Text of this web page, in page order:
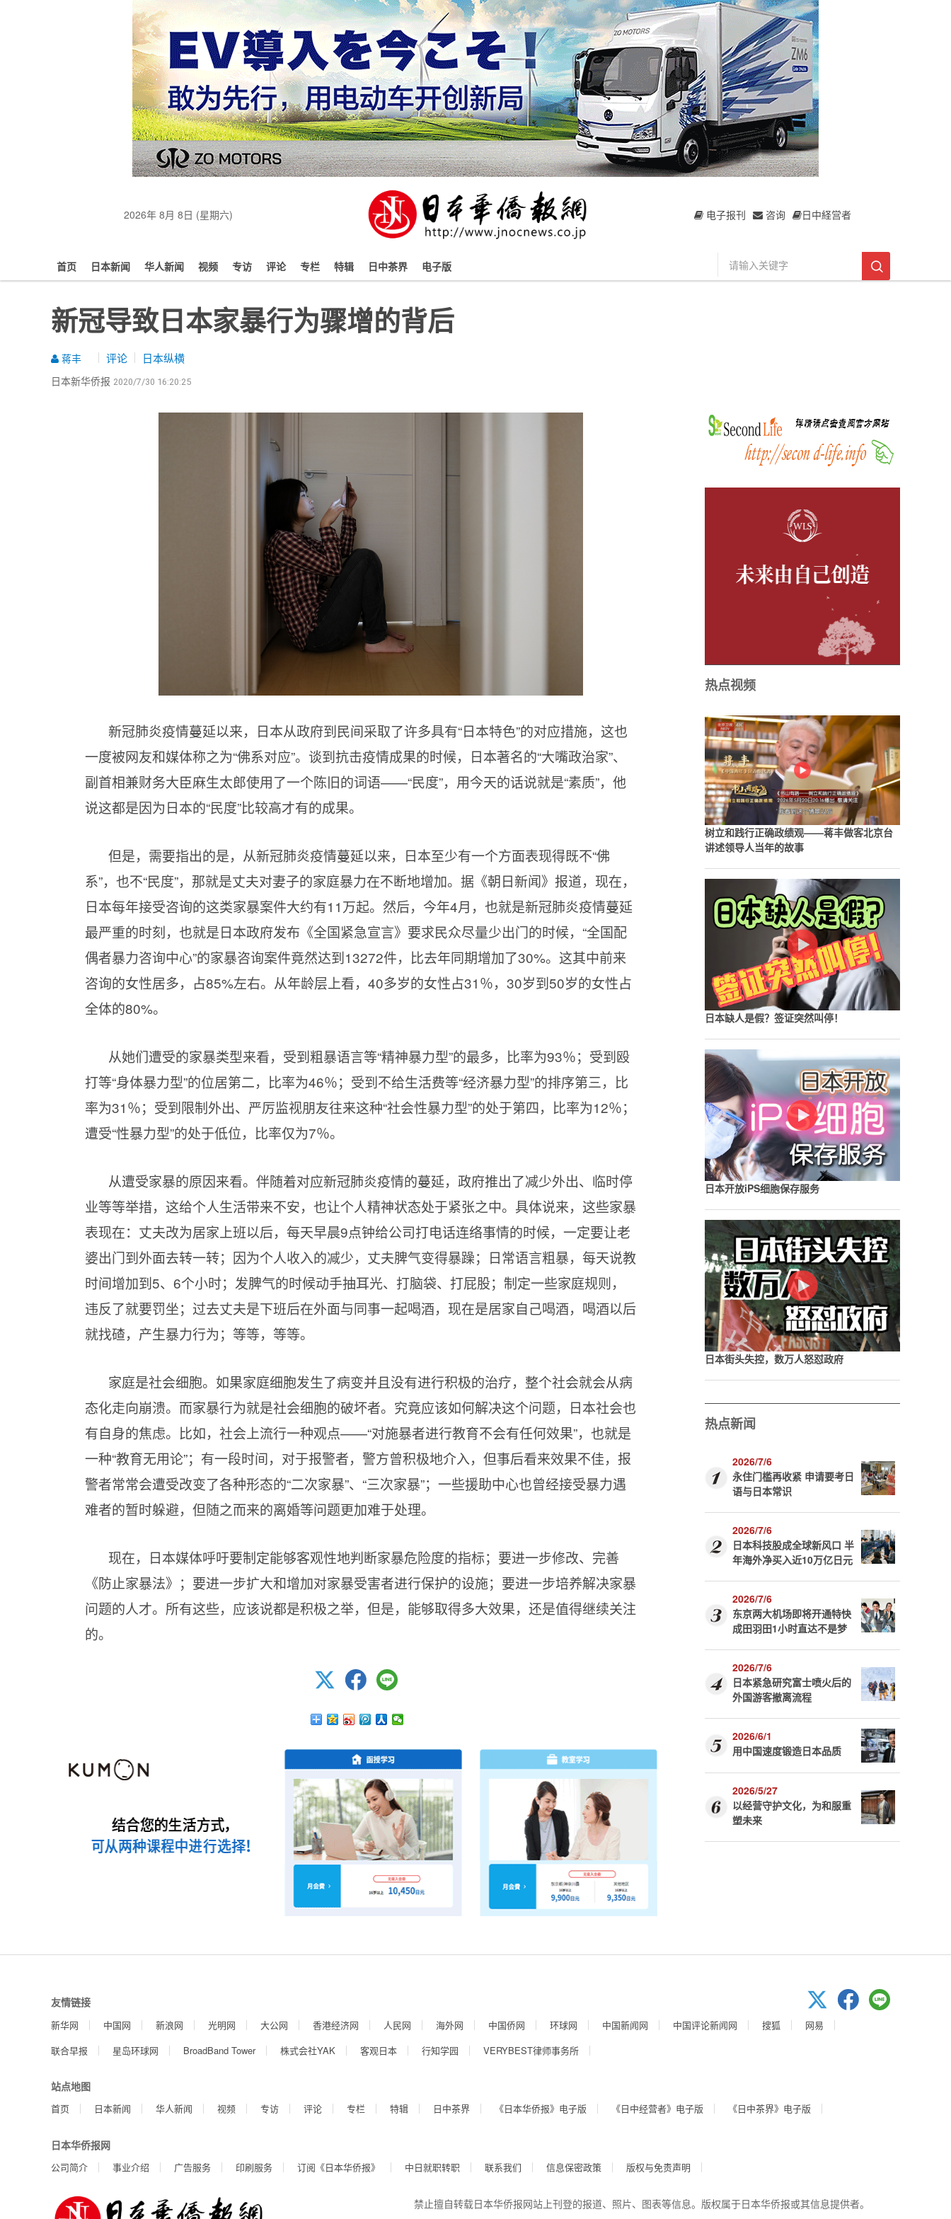
2026年 8月 8日 (星期六) 电子报刊 咨询 日中経営者
首页 日本新闻 华人新闻 视频 专访 评论 专栏 特辑 日中茶界 电子版
新冠导致日本家暴行为骤增的背后
蒋丰 评论 日本纵横
日本新华侨报 2020/7/30 16:20:25
新冠肺炎疫情蔓延以来，日本从政府到民间采取了许多具有“日本特色”的对应措施，这也
一度被网友和媒体称之为“佛系对应”。谈到抗击疫情成果的时候，日本著名的“大嘴政治家”、
副首相兼财务大臣麻生太郎使用了一个陈旧的词语——“民度”，用今天的话说就是“素质”，他
说这都是因为日本的“民度”比较高才有的成果。
但是，需要指出的是，从新冠肺炎疫情蔓延以来，日本至少有一个方面表现得既不“佛
系”，也不“民度”，那就是丈夫对妻子的家庭暴力在不断地增加。据《朝日新闻》报道，现在，
日本每年接受咨询的这类家暴案件大约有11万起。然后，今年4月，也就是新冠肺炎疫情蔓延
最严重的时刻，也就是日本政府发布《全国紧急宣言》要求民众尽量少出门的时候，“全国配
偶者暴力咨询中心”的家暴咨询案件竟然达到13272件，比去年同期增加了30%。这其中前来
咨询的女性居多，占85%左右。从年龄层上看，40多岁的女性占31％，30岁到50岁的女性占
全体的80%。
从她们遭受的家暴类型来看，受到粗暴语言等“精神暴力型”的最多，比率为93％；受到殴
打等“身体暴力型”的位居第二，比率为46％；受到不给生活费等“经济暴力型”的排序第三，比
率为31％；受到限制外出、严厉监视朋友往来这种“社会性暴力型”的处于第四，比率为12％；
遭受“性暴力型”的处于低位，比率仅为7％。
从遭受家暴的原因来看。伴随着对应新冠肺炎疫情的蔓延，政府推出了减少外出、临时停
业等等举措，这给个人生活带来不安，也让个人精神状态处于紧张之中。具体说来，这些家暴
表现在：丈夫改为居家上班以后，每天早晨9点钟给公司打电话连络事情的时候，一定要让老
婆出门到外面去转一转；因为个人收入的减少，丈夫脾气变得暴躁；日常语言粗暴，每天说教
时间增加到5、6个小时；发脾气的时候动手抽耳光、打脑袋、打屁股；制定一些家庭规则，
违反了就要罚坐；过去丈夫是下班后在外面与同事一起喝酒，现在是居家自己喝酒，喝酒以后
就找碴，产生暴力行为；等等，等等。
家庭是社会细胞。如果家庭细胞发生了病变并且没有进行积极的治疗，整个社会就会从病
态化走向崩溃。而家暴行为就是社会细胞的破坏者。究竟应该如何解决这个问题，日本社会也
有自身的焦虑。比如，社会上流行一种观点——“对施暴者进行教育不会有任何效果”，也就是
一种“教育无用论”；有一段时间，对于报警者，警方曾积极地介入，但事后看来效果不佳，报
警者常常会遭受改变了各种形态的“二次家暴”、“三次家暴”；一些援助中心也曾经接受暴力遇
难者的暂时躲避，但随之而来的离婚等问题更加难于处理。
现在，日本媒体呼吁要制定能够客观性地判断家暴危险度的指标；要进一步修改、完善
《防止家暴法》；要进一步扩大和增加对家暴受害者进行保护的设施；要进一步培养解决家暴
问题的人才。所有这些，应该说都是积极之举，但是，能够取得多大效果，还是值得继续关注
的。
热点视频
树立和践行正确政绩观——蒋丰做客北京台
讲述领导人当年的故事
日本缺人是假？签证突然叫停！
日本开放iPS细胞保存服务
日本街头失控，数万人怒怼政府
热点新闻
2026/7/6
永住门槛再收紧 申请要考日
语与日本常识
2026/7/6
日本科技股成全球新风口 半
年海外净买入近10万亿日元
2026/7/6
东京两大机场即将开通特快
成田羽田1小时直达不是梦
2026/7/6
日本紧急研究富士喷火后的
外国游客撤离流程
2026/6/1
用中国速度锻造日本品质
2026/5/27
以经营守护文化，为和服重
塑未来
友情链接
新华网 中国网 新浪网 光明网 大公网 香港经济网 人民网 海外网 中国侨网 环球网 中国新闻网 中国评论新闻网 搜狐
网易
联合早报
星岛环球网 BroadBand Tower 株式会社YAK 客观日本 行知学园 VERYBEST律师事务所
站点地图
首页 日本新闻 华人新闻 视频 专访 评论 专栏 特辑 日中茶界 《日本华侨报》电子版 《日中经营者》电子版 《日中茶界》电子版
日本华侨报网
公司简介 事业介绍 广告服务 印刷服务 订阅《日本华侨报》 中日就职转职 联系我们 信息保密政策 版权与免责声明
禁止擅自转载日本华侨报网站上刊登的报道、照片、图表等信息。版权属于日本华侨报或其信息提供者。